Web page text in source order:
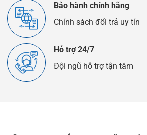
Bảo hành chính hãng
Chính sách đổi trả uy tín
Hỗ trợ 24/7
Đội ngũ hỗ trợ tận tâm